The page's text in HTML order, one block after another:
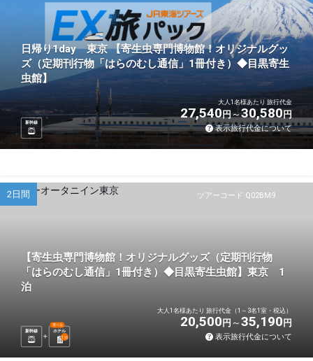
日帰り1day 東京 【寄生虫専門博物館！オリジナルグッ
ズ（定期刊行物「はらのむし通信」1冊付き）◆目黒寄生
虫館】
新幹線
大人1名様あたり 旅行代金
27,540円 30,580円
表示旅行代金について
ツアーコード Q02BM9
2日間
【寄生虫専門博物館！オリジナルグッズ（定期刊行物
「はらのむし通信」1冊付き）◆目黒寄生虫館】東京 1
泊
新幹線 ホテル
選べる
1 泊
大人1名様あたり 旅行代金（1～3名1室・税込）
20,500 円 35,190 円
表示旅行代金について